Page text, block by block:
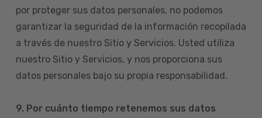
por proteger sus datos personales, no podemos
garantizar la seguridad de la información recopilada
a través de nuestro Sitio y Servicios. Usted utiliza
nuestro Sitio y Servicios, y nos proporciona sus
datos personales bajo su propia responsabilidad.
9. Por cuánto tiempo retenemos sus datos